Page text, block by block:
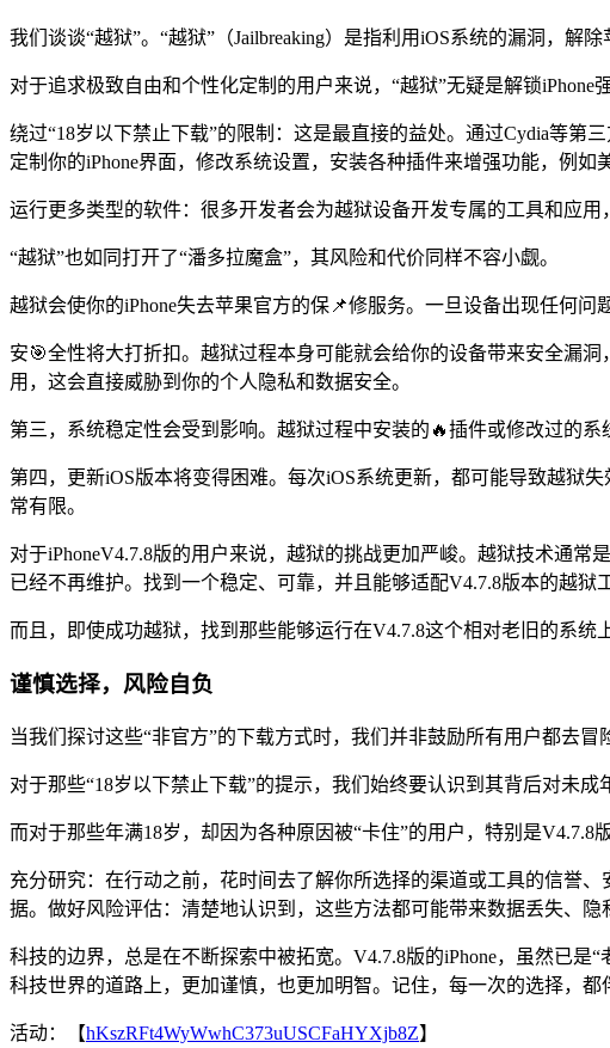
我们谈谈“越狱”。“越狱”（Jailbreaking）是指利用iOS系统的漏洞，解
对于追求极致自由和个性化定制的用户来说，“越狱”无疑是解锁iPhone
绕过“18岁以下禁止下载”的限制：这是最直接的益处。通过Cydia等第
定制你的iPhone界面，修改系统设置，安装各种插件来增强功能，例如
运行更多类型的软件：很多开发者会为越狱设备开发专属的工具和应用
“越狱”也如同打开了“潘多拉魔盒”，其风险和代价同样不容小觑。
越狱会使你的iPhone失去苹果官方的保📌修服务。一旦设备出现任何问
安🎯全性将大打折扣。越狱过程本身可能就会给你的设备带来安全漏
用，这会直接威胁到你的个人隐私和数据安全。
第三，系统稳定性会受到影响。越狱过程中安装的🔥插件或修改过的
第四，更新iOS版本将变得困难。每次iOS系统更新，都可能导致越狱
常有限。
对于iPhoneV4.7.8版的用户来说，越狱的挑战更加严峻。越狱技术通
已经不再维护。找到一个稳定、可靠，并且能够适配V4.7.8版本的越狱
而且，即使成功越狱，找到那些能够运行在V4.7.8这个相对老旧的系统
谨慎选择，风险自负
当我们探讨这些“非官方”的下载方式时，我们并非鼓励所有用户都去
对于那些“18岁以下禁止下载”的提示，我们始终要认识到其背后对未
而对于那些年满18岁，却因为各种原因被“卡住”的用户，特别是V4.7.8
充分研究：在行动之前，花时间去了解你所选择的渠道或工具的信誉
据。做好风险评估：清楚地认识到，这些方法都可能带来数据丢失、
科技的边界，总是在不断探索中被拓宽。V4.7.8版的iPhone，虽然已
科技世界的道路上，更加谨慎，也更加明智。记住，每一次的选择，都
活动：【hKszRFt4WyWwhC373uUSCFaHYXjb8Z】